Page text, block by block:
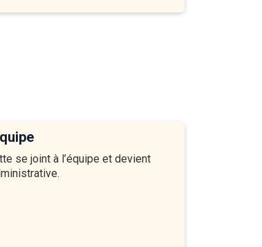
se joint à l’équipe et devient